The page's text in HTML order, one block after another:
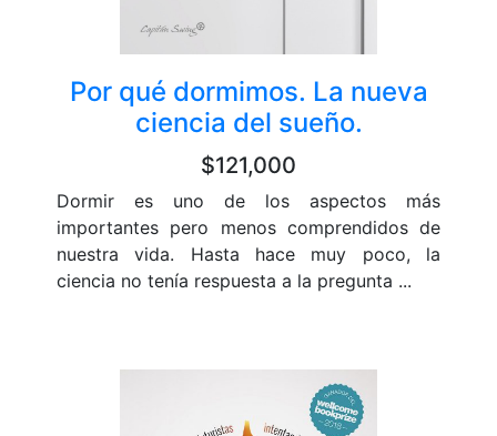
Por qué dormimos. La nueva
ciencia del sueño.
$121,000
Dormir es uno de los aspectos más
importantes pero menos comprendidos de
nuestra vida. Hasta hace muy poco, la
ciencia no tenía respuesta a la pregunta ...